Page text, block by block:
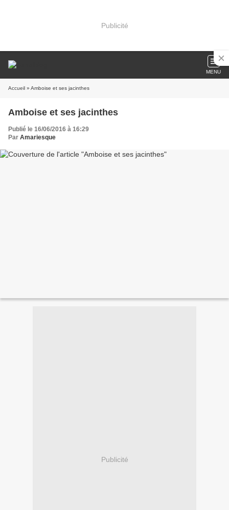
Publicité
MENU
Accueil » Amboise et ses jacinthes
Amboise et ses jacinthes
Publié le 16/06/2016 à 16:29
Par Amariesque
Publicité